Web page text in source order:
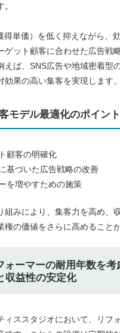
得単価）を低く抑えながら、
ゲット顧客に合わせた広告戦
えば、SNS広告や地域密着型
効果の高い集客を実現します。
モデル最適化のポイント
顧客の明確化
基づいた広告戦略の改善
を増やすための施策
組みにより、集客力を高め、
権の価値をさらに高めること
ォーマーの耐用年数を考
収益性の安定化
ィススタジオにおいて、リフ